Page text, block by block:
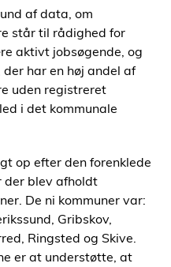
af data, om
står til rådighed for
aktivt jobsøgende, og
har en høj andel af
uden registreret
i det kommunale
op efter den forenklede
der blev afholdt
De ni kommuner var:
Gribskov,
Ringsted og Skive.
er at understøtte, at